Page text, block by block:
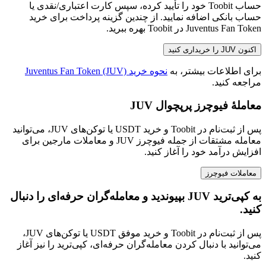
حساب Toobit خود را تأیید کرده، سپس کارت اعتباری/نقدی یا
حساب بانکی اضافه نمایید. از چندین گزینه پرداخت برای خرید
Juventus Fan Token در Toobit بهره ببرید.
اکنون JUV را خریداری کنید
برای اطلاعات بیشتر، به نحوه خرید Juventus Fan Token (JUV)
مراجعه کنید.
معاملهٔ فیوچرز پرپچوال JUV
پس از ثبت‌نام در Toobit و خرید USDT یا توکن‌های JUV، می‌توانید
معامله مشتقات از جمله فیوچرز JUV و معاملات مارجین برای
افزایش درآمد خود را آغاز کنید.
معاملات فیوچرز
به کپی‌ترید JUV بپیوندید و معامله‌گران حرفه‌ای را دنبال
کنید.
پس از ثبت‌نام در Toobit و خرید موفق USDT یا توکن‌های JUV،
می‌توانید با دنبال کردن معامله‌گران حرفه‌ای، کپی‌ترید را نیز آغاز
کنید.